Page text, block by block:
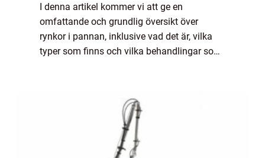
I denna artikel kommer vi att ge en
omfattande och grundlig översikt över
rynkor i pannan, inklusive vad det är, vilka
typer som finns och vilka behandlingar som